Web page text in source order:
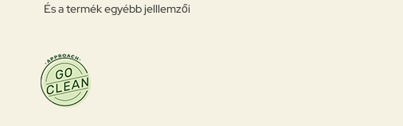
És a termék egyébb jelllemzői